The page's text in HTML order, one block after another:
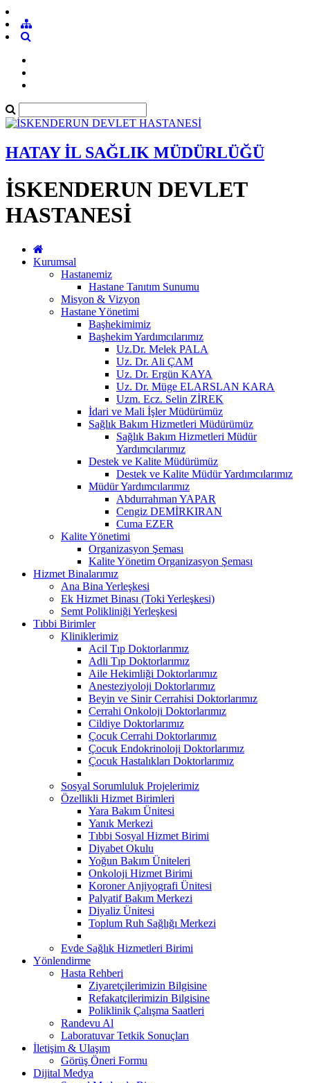
HATAY İL SAĞLIK MÜDÜRLÜĞÜ
İSKENDERUN DEVLET
HASTANESİ
Kurumsal
Hastanemiz
Hastane Tanıtım Sunumu
Misyon & Vizyon
Hastane Yönetimi
Başhekimimiz
Başhekim Yardımcılarımız
Uz.Dr. Melek PALA
Uz. Dr. Ali ÇAM
Uz. Dr. Ergün KAYA
Uz. Dr. Müge ELARSLAN KARA
Uzm. Ecz. Selin ZİREK
İdari ve Mali İşler Müdürümüz
Sağlık Bakım Hizmetleri Müdürümüz
Sağlık Bakım Hizmetleri Müdür
Yardımcılarımız
Destek ve Kalite Müdürümüz
Destek ve Kalite Müdür Yardımcılarımız
Müdür Yardımcılarımız
Abdurrahman YAPAR
Cengiz DEMİRKIRAN
Cuma EZER
Kalite Yönetimi
Organizasyon Şeması
Kalite Yönetim Organizasyon Şeması
Hizmet Binalarımız
Ana Bina Yerleşkesi
Ek Hizmet Binası (Toki Yerleşkesi)
Semt Polikliniği Yerleşkesi
Tıbbi Birimler
Kliniklerimiz
Acil Tıp Doktorlarımız
Adli Tıp Doktorlarımız
Aile Hekimliği Doktorlarımız
Anesteziyoloji Doktorlarımız
Beyin ve Sinir Cerrahisi Doktorlarımız
Cerrahi Onkoloji Doktorlarımız
Cildiye Doktorlarımız
Çocuk Cerrahi Doktorlarımız
Çocuk Endokrinoloji Doktorlarımız
Çocuk Hastalıkları Doktorlarımız
Sosyal Sorumluluk Projelerimiz
Özellikli Hizmet Birimleri
Yara Bakım Ünitesi
Yanık Merkezi
Tıbbi Sosyal Hizmet Birimi
Diyabet Okulu
Yoğun Bakım Üniteleri
Onkoloji Hizmet Birimi
Koroner Anjiyografi Ünitesi
Palyatif Bakım Merkezi
Diyaliz Ünitesi
Toplum Ruh Sağlığı Merkezi
Evde Sağlık Hizmetleri Birimi
Yönlendirme
Hasta Rehberi
Ziyaretçilerimizin Bilgisine
Refakatçilerimizin Bilgisine
Poliklinik Çalışma Saatleri
Randevu Al
Laboratuvar Tetkik Sonuçları
İletişim & Ulaşım
Görüş Öneri Formu
Dijital Medya